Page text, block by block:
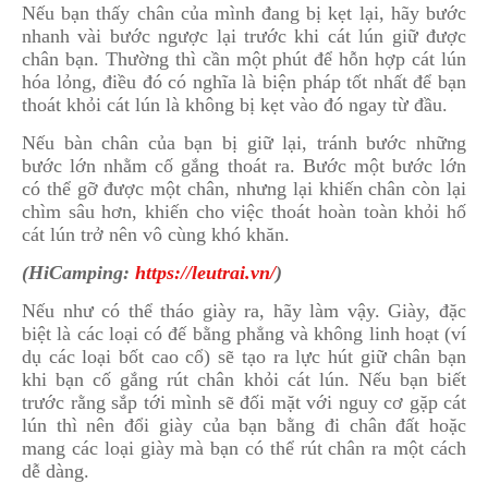
Nếu bạn thấy chân của mình đang bị kẹt lại, hãy bước
nhanh vài bước ngược lại trước khi cát lún giữ được
chân bạn. Thường thì cần một phút để hỗn hợp cát lún
hóa lỏng, điều đó có nghĩa là biện pháp tốt nhất để bạn
thoát khỏi cát lún là không bị kẹt vào đó ngay từ đầu.
Nếu bàn chân của bạn bị giữ lại, tránh bước những
bước lớn nhằm cố gắng thoát ra. Bước một bước lớn
có thể gỡ được một chân, nhưng lại khiến chân còn lại
chìm sâu hơn, khiến cho việc thoát hoàn toàn khỏi hố
cát lún trở nên vô cùng khó khăn.
(HiCamping: https://leutrai.vn/)
Nếu như có thể tháo giày ra, hãy làm vậy. Giày, đặc
biệt là các loại có đế bằng phẳng và không linh hoạt (ví
dụ các loại bốt cao cổ) sẽ tạo ra lực hút giữ chân bạn
khi bạn cố gắng rút chân khỏi cát lún. Nếu bạn biết
trước rằng sắp tới mình sẽ đối mặt với nguy cơ gặp cát
lún thì nên đổi giày của bạn bằng đi chân đất hoặc
mang các loại giày mà bạn có thể rút chân ra một cách
dễ dàng.